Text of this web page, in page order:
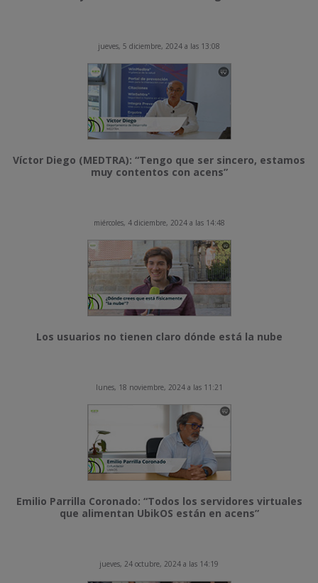
jueves, 5 diciembre, 2024 a las 13:08
Víctor Diego (MEDTRA): “Tengo que ser sincero, estamos
muy contentos con acens”
miércoles, 4 diciembre, 2024 a las 14:48
Los usuarios no tienen claro dónde está la nube
lunes, 18 noviembre, 2024 a las 11:21
Emilio Parrilla Coronado: “Todos los servidores virtuales
que alimentan UbikOS están en acens”
jueves, 24 octubre, 2024 a las 14:19